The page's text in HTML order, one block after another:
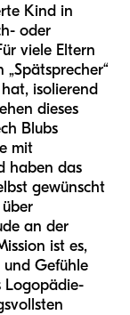
Kind in
oder
viele Eltern
isolierend
dieses
Blubs
mit
haben das
gewünscht
an der
ist es,
Gefühle
Logopädie-